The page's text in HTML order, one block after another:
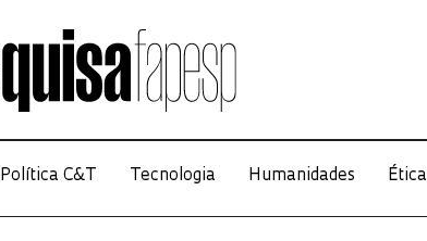
Política C&T Tecnologia Humanidades Ética